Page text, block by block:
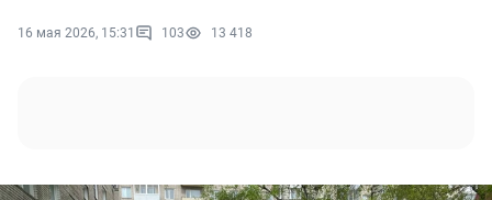
16 мая 2026, 15:31 103 13 418